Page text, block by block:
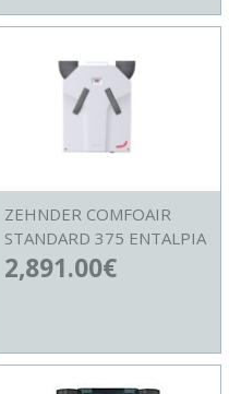
ZEHNDER COMFOAIR
STANDARD 375 ENTALPIA
2,891.00€